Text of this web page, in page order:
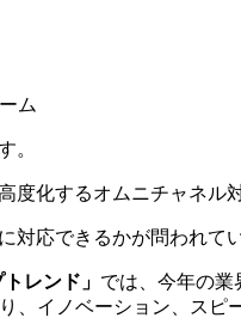
ム
。
化するオムニチャネル
対応できるかが問われてい
レンド」 では、今年の業
イノベーション、ス